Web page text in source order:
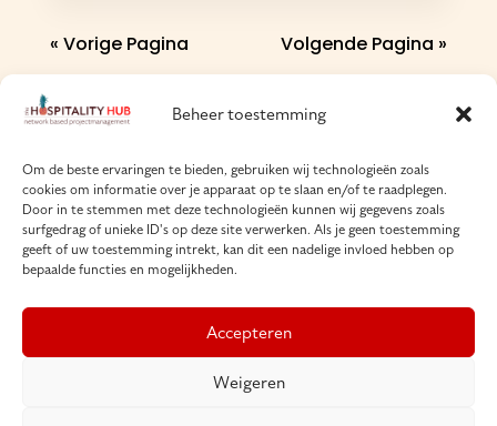
Beheer toestemming
Om de beste ervaringen te bieden, gebruiken wij technologieën zoals
cookies om informatie over je apparaat op te slaan en/of te raadplegen.
Door in te stemmen met deze technologieën kunnen wij gegevens zoals
surfgedrag of unieke ID's op deze site verwerken. Als je geen toestemming
geeft of uw toestemming intrekt, kan dit een nadelige invloed hebben op
bepaalde functies en mogelijkheden.
Accepteren
Weigeren
« Vorige Pagina Volgende Pagina »
Copyright © The Hospitality Hub |
Algemene voorwaarden